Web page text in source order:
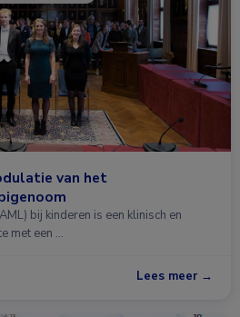
van het
bij kinderen is een klinisch en
met een …
Lees meer →